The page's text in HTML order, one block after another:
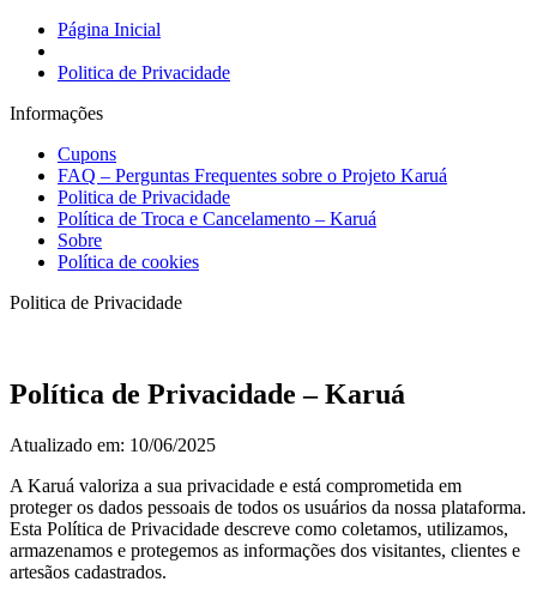
Página Inicial
Politica de Privacidade
Informações
Cupons
FAQ – Perguntas Frequentes sobre o Projeto Karuá
Politica de Privacidade
Política de Troca e Cancelamento – Karuá
Sobre
Política de cookies
Politica de Privacidade
Política de Privacidade – Karuá
Atualizado em: 10/06/2025
A Karuá valoriza a sua privacidade e está comprometida em
proteger os dados pessoais de todos os usuários da nossa plataforma.
Esta Política de Privacidade descreve como coletamos, utilizamos,
armazenamos e protegemos as informações dos visitantes, clientes e
artesãos cadastrados.